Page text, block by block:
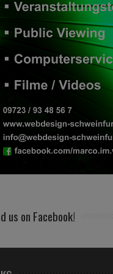
us on Facebook!